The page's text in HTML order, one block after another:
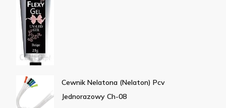
Cewnik Nelatona (Nelaton) Pcv
Jednorazowy Ch-08